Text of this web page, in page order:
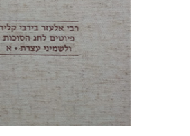
הנחת אתר ספר מודפס
$125
$112